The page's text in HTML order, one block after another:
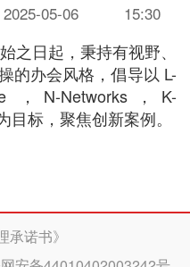
2025-05-06 15:30
之日起，秉持有视野、
的办会风格，倡导以 L-
，N-Networks，K-
标，聚焦创新案例。
承诺书》